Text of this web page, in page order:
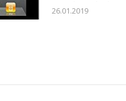
26.01.2019